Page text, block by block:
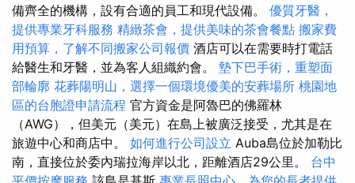
備齊全的機構，設有合適的員工和現代設備。 優質牙醫，
提供專業牙科服務 精緻茶會，提供美味的茶會餐點 搬家費
用預算，了解不同搬家公司報價 酒店可以在需要時打電話
給醫生和牙醫，並為客人組織約會。 墊下巴手術，重塑面
部輪廓 花葬陽明山，選擇一個環境優美的安葬場所 桃園地
區的台胞證申請流程 官方資金是阿魯巴的佛羅林
（AWG），但美元（美元）在島上被廣泛接受，尤其是在
旅遊中心和商店中。 如何進行公司設立 Auba島位於加勒比
南，直接位於委內瑞拉海岸以北，距離酒店29公里。 台中